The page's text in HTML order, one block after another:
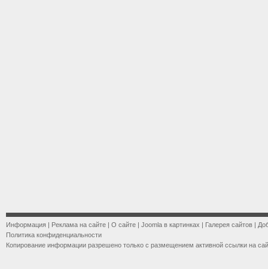
Информация | Реклама на сайте | О сайте | Joomla в картинках | Галерея сайтов |
Политика конфиденциальности
Копирование информации разрешено только с размещением активной ссылки на